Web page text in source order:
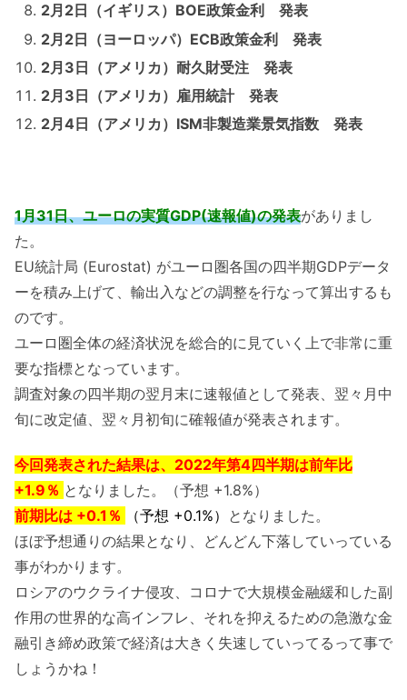
2月2日（イギリス）BOE政策金利
発表
2月2日（ヨーロッパ）ECB政策金利 発表
2月3日（アメリカ）耐久財受注 発表
2月3日（アメリカ）雇用統計 発表
2月4日（アメリカ） ISM非製造業景気指数 発表
1月31日、ユーロの実質GDP(速報値)の発表がありまし
た。
EU統計局 (Eurostat) がユーロ圏各国の四半期GDPデータ
ーを積み上げて、輸出入などの調整を行なって算出するも
のです。
ユーロ圏全体の経済状況を総合的に見ていく上で非常に重
要な指標となっています。
調査対象の四半期の翌月末に速報値として発表、翌々月中
旬に改定値、翌々月初旬に確報値が発表されます。
今回発表された結果は、2022年第4四半期は前年比
+1.9％ となりました。（予想 +1.8%）
前期比は +0.1 ％ （予想 +0.1%） となりました。
ほぼ予想通りの結果となり、どんどん下落していっている
事がわかります。
ロシアのウクライナ侵攻、コロナで大規模金融緩和した副
作用の世界的な高インフレ、それを抑えるための急激な金
融引き締め政策で経済は大きく失速していってるって事で
しょうかね！